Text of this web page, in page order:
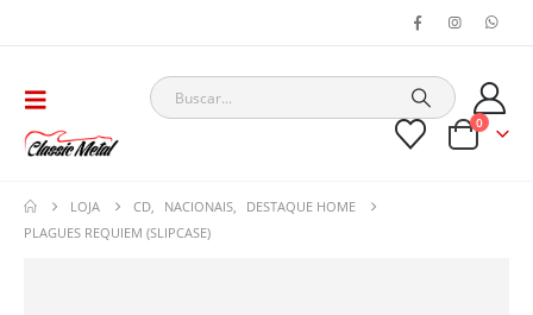
0
LOJA CD NACIONAIS
DESTAQUE HOME
PLAGUES REQUIEM (SLIPCASE)